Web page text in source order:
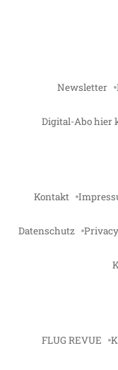
Newsletter
Digital-Abo hier
Kontakt
Datenschutz
FLUG REVUE